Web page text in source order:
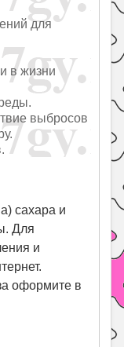
для
в жизни
выбросов
сахара и
Для
и
оформите в